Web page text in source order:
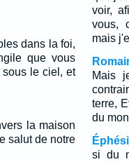
dans la foi,
que vous
sous le ciel, et
la maison
salut de notre
voir,
vous,
mais
Mais
terre,
du
si du